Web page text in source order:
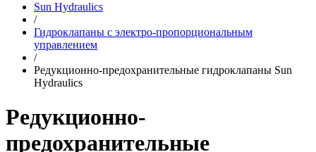
Sun Hydraulics
/
Гидроклапаны с электро-пропорциональным
управлением
/
Редукционно-предохранительные гидроклапаны Sun
Hydraulics
Редукционно-
предохранительные